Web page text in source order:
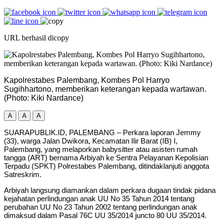
URL berhasil dicopy
Kapolrestabes Palembang, Kombes Pol Harryo
Sugihhartono, memberikan keterangan kepada wartawan.
(Photo: Kiki Nardance)
A A A
SUARAPUBLIK.ID, PALEMBANG – Perkara laporan Jemmy
(33), warga Jalan Dwikora, Kecamatan Ilir Barat (IB) I,
Palembang, yang melaporkan babysitter atau asisten rumah
tangga (ART) bernama Arbiyah ke Sentra Pelayanan Kepolisian
Terpadu (SPKT) Polrestabes Palembang, ditindaklanjuti anggota
Satreskrim.
Arbiyah langsung diamankan dalam perkara dugaan tindak pidana
kejahatan perlindungan anak UU No 35 Tahun 2014 tentang
perubahan UU No 23 Tahun 2002 tentang perlindungan anak
dimaksud dalam Pasal 76C UU 35/2014 juncto 80 UU 35/2014.